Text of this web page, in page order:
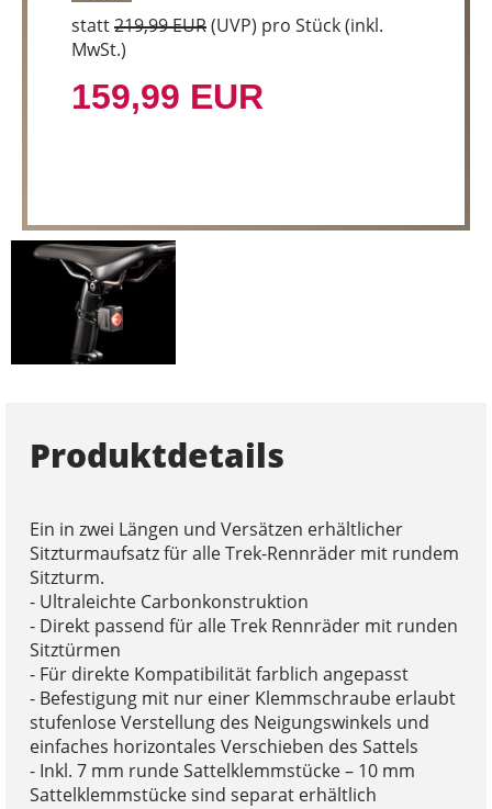
statt219,99 EUR(UVP) pro Stück (inkl.
MwSt.)
159,99 EUR
Produktdetails
Ein in zwei Längen und Versätzen erhältlicher
Sitzturmaufsatz für alle Trek-Rennräder mit rundem
Sitzturm.
- Ultraleichte Carbonkonstruktion
- Direkt passend für alle Trek Rennräder mit runden
Sitztürmen
- Für direkte Kompatibilität farblich angepasst
- Befestigung mit nur einer Klemmschraube erlaubt
stufenlose Verstellung des Neigungswinkels und
einfaches horizontales Verschieben des Sattels
- Inkl. 7 mm runde Sattelklemmstücke – 10 mm
Sattelklemmstücke sind separat erhältlich